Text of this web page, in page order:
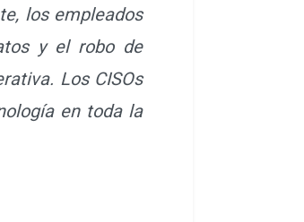
los empleados
y el robo de
Los CISOs
en toda la